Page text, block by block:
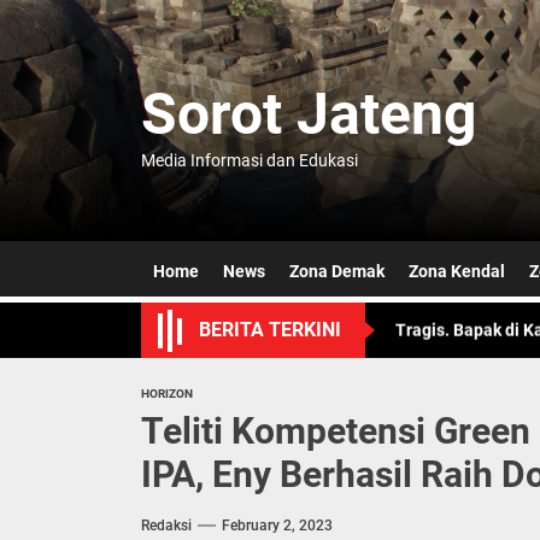
Skip
the
content
Sorot Jateng
Media Informasi dan Edukasi
Home News Zona Demak Zona Kendal
BERITA TERKINI
Semarang Jateng
OJK Ungkap
Tragis. Bapak di
Jateng Pastika
OJK Ungkap
HORIZON
Teliti Kompetensi
IPA, Eny Berhasil Raih
Redaksi February 2, 2023